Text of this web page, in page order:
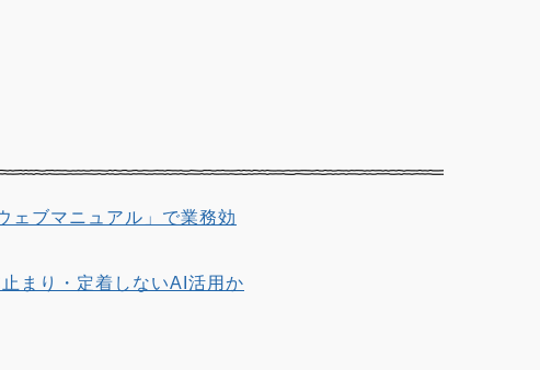
ブマニュアル」で業務効
まり・定着しないAI活用か